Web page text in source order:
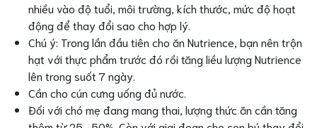
nhiều vào độ tuổi, môi trường, kích thước, mức độ hoạt
động để thay đổi sao cho hợp lý.
Chú ý: Trong lần đầu tiên cho ăn Nutrience, bạn nên trộn
hạt với thực phẩm trước đó rồi tăng liều lượng Nutrience
lên trong suốt 7 ngày.
Cần cho cún cưng uống đủ nước.
Đối với chó mẹ đang mang thai, lượng thức ăn cần tăng